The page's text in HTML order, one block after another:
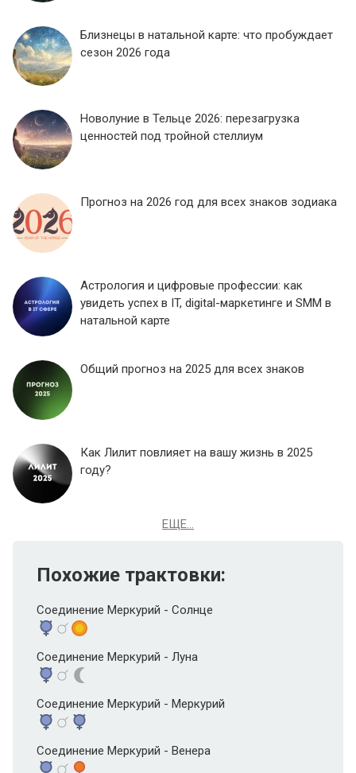
Близнецы в натальной карте: что пробуждает
сезон 2026 года
Новолуние в Тельце 2026: перезагрузка
ценностей под тройной стеллиум
Прогноз на 2026 год для всех знаков зодиака
Астрология и цифровые профессии: как
увидеть успех в IT, digital-маркетинге и SMM в
натальной карте
Общий прогноз на 2025 для всех знаков
Как Лилит повлияет на вашу жизнь в 2025
году?
ЕЩЕ...
Похожие трактовки:
Соединение Меркурий - Солнце
Соединение Меркурий - Луна
Соединение Меркурий - Меркурий
Соединение Меркурий - Венера